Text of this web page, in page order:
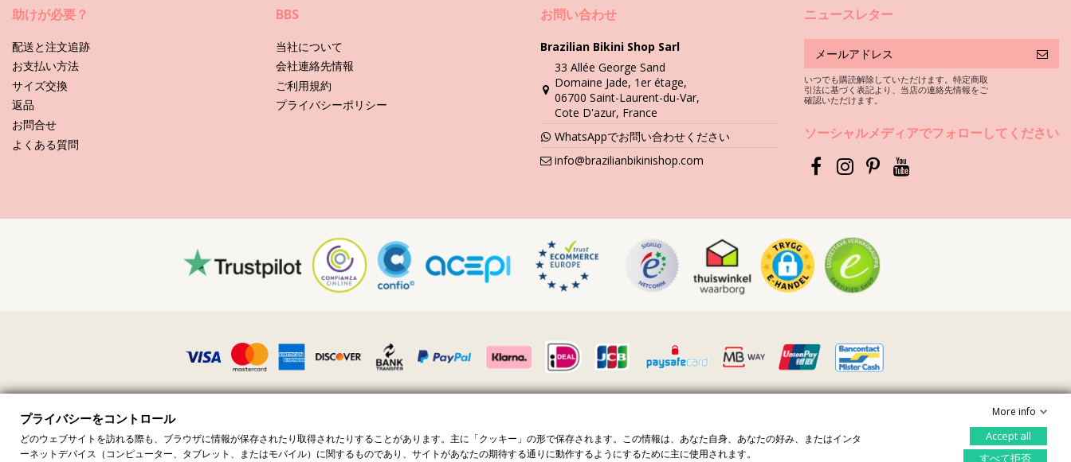
夏シーズン中のアクセサリーお手入れ方法は？
宝石類は、一年中キチンとお手入れをした方が良いのですが、夏の間は少し難しいかもしれません。イヤリングやブレスレット、ネックレスとリングを最高の状態で、暑い夏の季節を確実に乗り越えるために
も、当店のヒントやアドバイスに従って見て下さい！
1）ビーチで美しい夏ジュエリーを楽しんで下さい。但し、泳ぎに行く前にそれを外して特別なケースに入れて下さい。たとえ水が塩辛くても塩素であったとしても水や海水が、貴金属を含む様々な金属を傷つ
けてしまうからです。また、細かいストーン仕上がりのものなども壊われてしまい、薄汚く見えるようになってしまうかも知れません。そして、水中で紛失する危険性もあります。
2）ローションや日焼け止め剤、ボディオイル、あるいはシャワージェルで、ジュエリーが輝きを失う可能性もあります。これらの製品の中には、金属や石の表面にマットフィルムを残すものがあります。
3）宝石類の着用後は、湿った清潔で柔らかい布でそれを拭きとって下さい。ビーチで使用したローションや他の製品のすべての塗り残しを取り除いて下さい。次の使用までそれを蓄積させてしまう可能性があ
5）夏のシーズンの後にもできることは、その輝きと光沢を維持するためにも、専門的に扱う宝石商にそれを持っていくことをおススメします。
金メッキや銀、革、黄金の芝生（かピン·ジュラード）またはリボン？貴方のジュエリーがどんな材料で作られていようとも、それをいつも大切に扱って下さい。そうすればきっと、貴方のスタイルを照らす美
助けが必要？
配送と注文追跡
お支払い方法
サイズ交換
返品
お問合せ
よくある質問
BBS
当社について
会社連絡先情報
ご利用規約
プライバシーポリシー
お問い合わせ
Brazilian Bikini Shop Sarl
33 Allée George Sand
Domaine Jade, 1er étage,
06700 Saint-Laurent-du-Var,
Cote D'azur, France
WhatsAppでお問い合わせください
info@brazilianbikinishop.com
ニュースレター
いつでも購読解除していただけます。特定商取
引法に基づく表記より、当店の連絡先情報をご
確認いただけます。
ソーシャルメディアでフォローしてください
すべての価格には付加価値税が含まれています · 付加価値税番号 FR36509778270 · 無断転載を禁じます ©️2023 ブラジリアン ビキニ ショップ
Site protected by reCAPTCHA. Privacy-Terms プライバシーをコントロール
プライバシーをコントロール
どのウェブサイトを訪れる際も、ブラウザに情報が保存されたり取得されたりすることがあります。主に「クッキー」の形で保存されます。この情報は、あなた自身、あなたの好み、またはインタ
ーネットデバイス（コンピューター、タブレット、またはモバイル）に関するものであり、サイトがあなたの期待する通りに動作するようにするために主に使用されます。
More info
Accept all
すべて拒否